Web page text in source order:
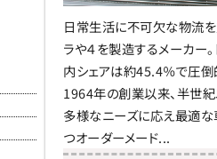
日常生活に不可欠な物流を
ラや４を製造するメーカー
内シェアは約45.4％で圧倒
1964年の創業以来、半世
多様なニーズに応え最適
つオーダーメード...